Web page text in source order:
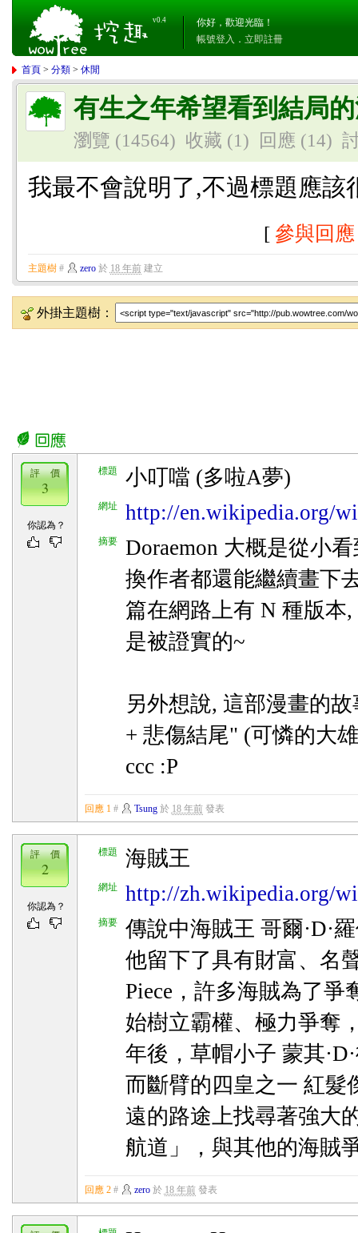
v0.4
你好，歡迎光臨！
帳號登入 ． 立即註冊
首頁 >分類 >休閒
有生之年希望看到結局
瀏覽 (14564) 收藏 (1) 回應 (14)
我最不會說明了,不過標題應該
[ 參與回應
主題樹 # zero於 18 年前建立
外掛主題樹：
標題 小叮噹 (多啦A夢)
網址 http://en.wikipedia.org/
摘要
Doraemon 大概是從小
換作者都還能繼續畫下
篇在網路上有 N 種版本
是被證實的~
另外想說, 這部漫畫的
+ 悲傷結尾" (可憐的大
ccc :P
評 價
3
你認為？
回應 1 # Tsung於 18 年前發表
標題 海賊王
網址 http://zh.wikipedia.org/
摘要
傳說中海賊王 哥爾·D·
他留下了具有財富、名
Piece，許多海賊為了爭
始樹立霸權、極力爭奪
年後，草帽小子 蒙其
而斷臂的四皇之一 紅髮
遠的路途上找尋著強大
航道」，與其他的海賊
評 價
2
你認為？
回應 2 # zero於 18 年前發表